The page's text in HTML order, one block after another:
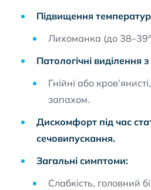
Підвищення
Лихоманка (до
Патологічні виділення з
Гнійні або
запахом.
Дискомфорт під час
сечовипускання.
Загальні симптоми:
Слабкість, головний